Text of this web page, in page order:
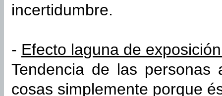
incertidumbre.
- Efecto laguna de
Tendencia de las personas
cosas simplemente porque